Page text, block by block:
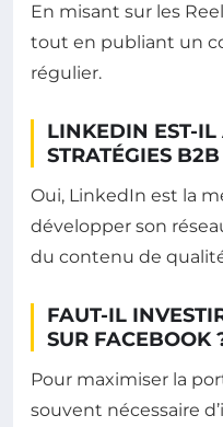
En misant sur les
tout en publiant un
régulier.
LINKEDIN EST-
STRATÉGIES
Oui, LinkedIn est la
développer son
du contenu de
FAUT-IL
SUR FACEBOOK
Pour maximiser la
souvent nécessaire